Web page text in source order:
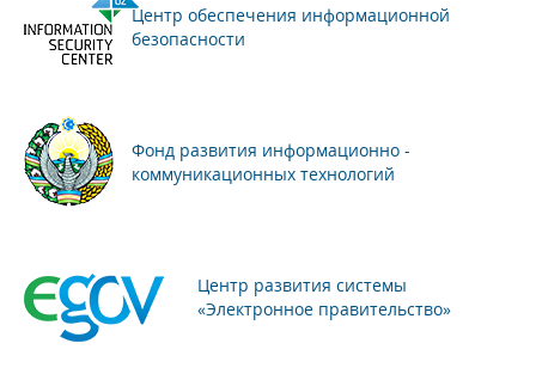
Центр обеспечения информационной
безопасности
Фонд развития информационно -
коммуникационных технологий
Центр развития системы
«Электронное правительство»